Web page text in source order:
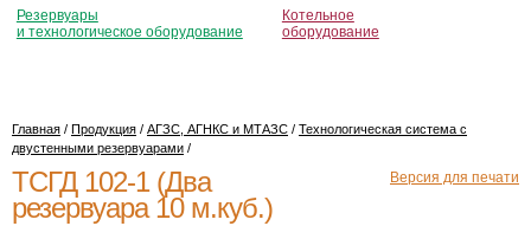
Резервуары
и технологическое оборудование
Котельное
оборудование
Главная / Продукция / АГЗС, АГНКС и МТАЗС / Технологическая система с
двустенными резервуарами /
Версия для печати
ТСГД 102-1 (Два
резервуара 10 м.куб.)